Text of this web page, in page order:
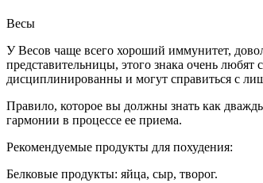
Весы
У Весов чаще всего хороший иммунитет,
представительницы, этого знака очень
дисциплинированны и могут справиться с
Правило, которое вы должны знать как
гармонии в процессе ее приема.
Рекомендуемые продукты для похудения:
Белковые продукты: яйца, сыр, творог.